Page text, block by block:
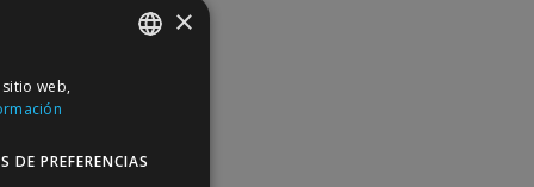
×
web,
DE PREFERENCIAS